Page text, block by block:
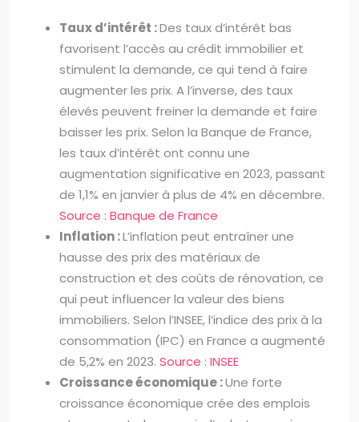
Taux d’intérêt :Des taux d’intérêt bas
favorisent l’accès au crédit immobilier et
stimulent la demande, ce qui tend à faire
augmenter les prix. A l’inverse, des taux
élevés peuvent freiner la demande et faire
baisser les prix. Selon la Banque de France,
les taux d’intérêt ont connu une
augmentation significative en 2023, passant
de 1,1% en janvier à plus de 4% en décembre.
Source : Banque de France
Inflation :L’inflation peut entraîner une
hausse des prix des matériaux de
construction et des coûts de rénovation, ce
qui peut influencer la valeur des biens
immobiliers. Selon l’INSEE, l’indice des prix à la
consommation (IPC) en France a augmenté
de 5,2% en 2023. Source : INSEE
Croissance économique :Une forte
croissance économique crée des emplois